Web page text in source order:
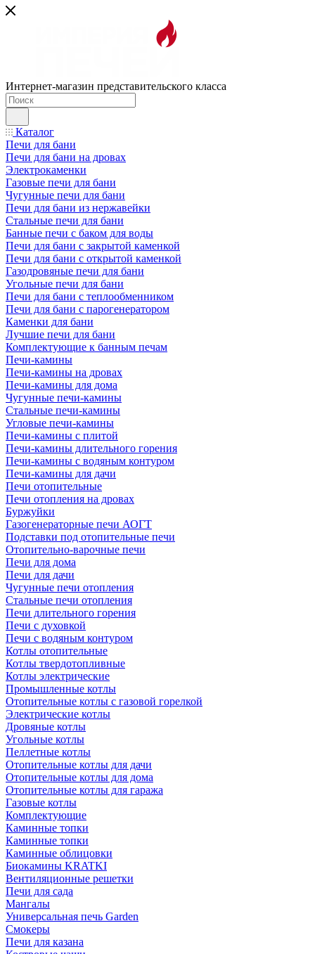
Интернет-магазин представительского класса
Каталог
Печи для бани
Печи для бани на дровах
Электрокаменки
Газовые печи для бани
Чугунные печи для бани
Печи для бани из нержавейки
Стальные печи для бани
Банные печи с баком для воды
Печи для бани с закрытой каменкой
Печи для бани с открытой каменкой
Газодровяные печи для бани
Угольные печи для бани
Печи для бани с теплообменником
Печи для бани с парогенератором
Каменки для бани
Лучшие печи для бани
Комплектующие к банным печам
Печи-камины
Печи-камины на дровах
Печи-камины для дома
Чугунные печи-камины
Стальные печи-камины
Угловые печи-камины
Печи-камины с плитой
Печи-камины длительного горения
Печи-камины с водяным контуром
Печи-камины для дачи
Печи отопительные
Печи отопления на дровах
Буржуйки
Газогенераторные печи АОГТ
Подставки под отопительные печи
Отопительно-варочные печи
Печи для дома
Печи для дачи
Чугунные печи отопления
Стальные печи отопления
Печи длительного горения
Печи с духовкой
Печи с водяным контуром
Котлы отопительные
Котлы твердотопливные
Котлы электрические
Промышленные котлы
Отопительные котлы с газовой горелкой
Электрические котлы
Дровяные котлы
Угольные котлы
Пеллетные котлы
Отопительные котлы для дачи
Отопительные котлы для дома
Отопительные котлы для гаража
Газовые котлы
Комплектующие
Каминные топки
Каминные топки
Каминные облицовки
Биокамины KRATKI
Вентиляционные решетки
Печи для сада
Мангалы
Универсальная печь Garden
Смокеры
Печи для казана